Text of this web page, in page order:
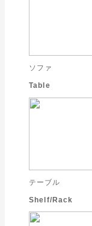
ソファ
Table
テーブル
Shelf/Rack